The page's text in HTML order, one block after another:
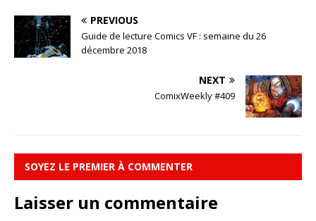
PREVIOUS
Guide de lecture Comics VF : semaine du 26
décembre 2018
NEXT
ComixWeekly #409
SOYEZ LE PREMIER À COMMENTER
Laisser un commentaire